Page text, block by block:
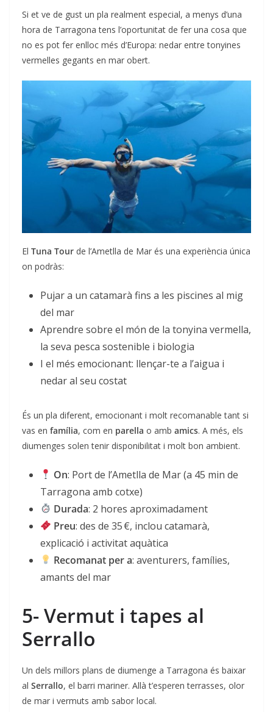
Si et ve de gust un pla realment especial, a menys d’una
hora de Tarragona tens l’oportunitat de fer una cosa que
no es pot fer enlloc més d’Europa: nedar entre tonyines
vermelles gegants en mar obert.
El Tuna Tour de l’Ametlla de Mar és una experiència única
on podràs:
Pujar a un catamarà fins a les piscines al mig
del mar
Aprendre sobre el món de la tonyina vermella,
la seva pesca sostenible i biologia
I el més emocionant: llençar-te a l’aigua i
nedar al seu costat
És un pla diferent, emocionant i molt recomanable tant si
vas en família, com en parella o amb amics. A més, els
diumenges solen tenir disponibilitat i molt bon ambient.
On: Port de l’Ametlla de Mar (a 45 min de
Tarragona amb cotxe)
Durada: 2 hores aproximadament
Preu: des de 35 €, inclou catamarà,
explicació i activitat aquàtica
Recomanat per a: aventurers, famílies,
amants del mar
5- Vermut i tapes al
Serrallo
Un dels millors plans de diumenge a Tarragona és baixar
al Serrallo, el barri mariner. Allà t’esperen terrasses, olor
de mar i vermuts amb sabor local.